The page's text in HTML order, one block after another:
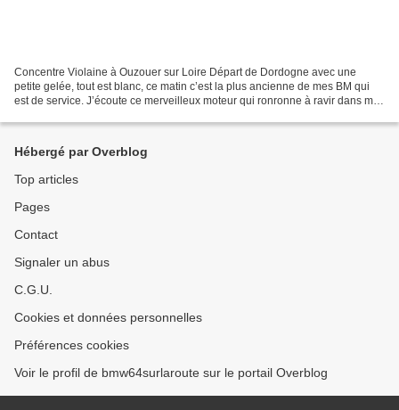
Concentre Violaine à Ouzouer sur Loire Départ de Dordogne avec une
petite gelée, tout est blanc, ce matin c’est la plus ancienne de mes BM qui
est de service. J’écoute ce merveilleux moteur qui ronronne à ravir dans mes
Hébergé par Overblog
Top articles
Pages
Contact
Signaler un abus
C.G.U.
Cookies et données personnelles
Préférences cookies
Voir le profil de bmw64surlaroute sur le portail Overblog